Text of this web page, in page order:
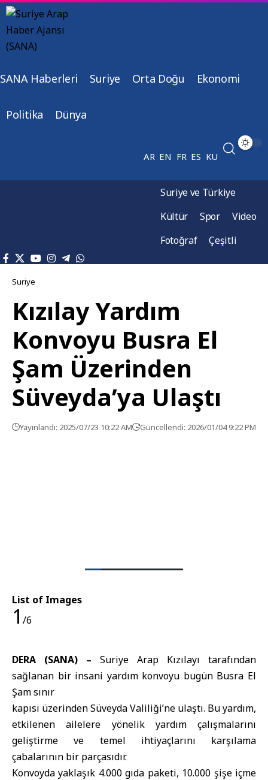
SANA Haberleri Suriye Orta Doğu Ekonomi
Politika Dünya
AR EN FR ES KU
Suriye ve Türkiye
Kültür
Spor
Video
Fotoğraf
Çeşitli
Suriye
Kızılay Yardım
Konvoyu Busra El
Şam Üzerinden
Süveyda’ya Ulaştı
Yayınlandı: 2025/07/23 10:22 AM Güncellendi: 2026/01/04 9:22 PM
List of Images
1 /6
DERA (SANA) – Suriye Arap Kızılayı tarafından
sağlanan bir insani yardım konvoyu bugün Busra El
Şam sınır
kapısı üzerinden Süveyda Valiliği’ne ulaştı. Bu yardım,
etkilenen ailelere yönelik yardım çalışmalarını
geliştirme ve temel ihtiyaçlarını karşılama
çabalarının bir parçasıdır.
Konvoyda yaklaşık 4.000 gıda paketi, 10.000 şişe içme